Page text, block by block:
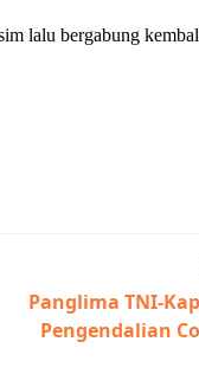
lalu bergabung
Panglima TNI-
Pengendalian